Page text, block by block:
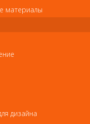
материалы
дизайна